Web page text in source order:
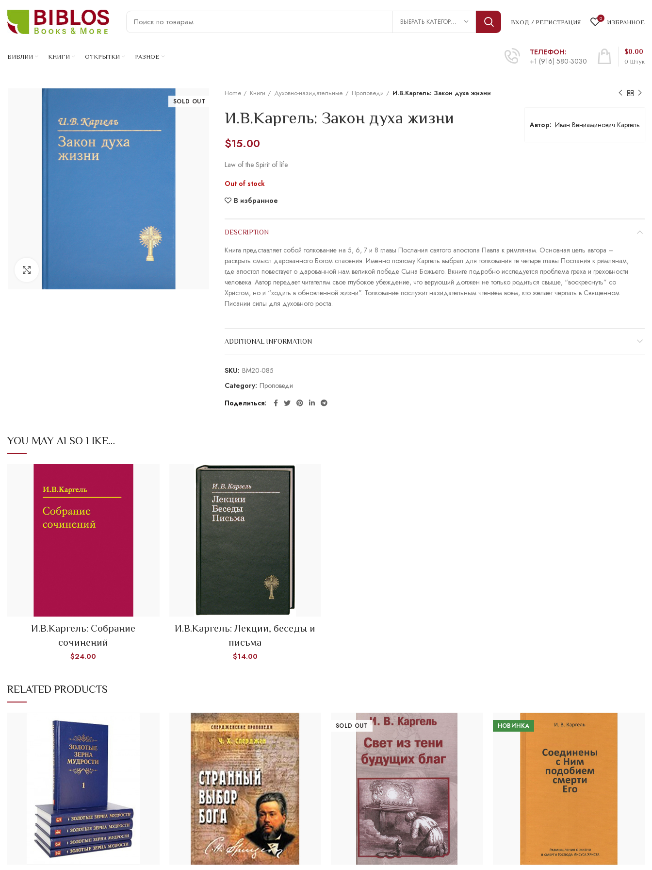
ВЫБРАТЬ КАТЕГОРИЮ ВХОД / РЕГИСТРАЦИЯ 0 ИЗБРАННОЕ
БИБЛИИ КНИГИ ОТКРЫТКИ РАЗНОЕ
ТЕЛЕФОН:
+1 (916) 580-3030
0 Штук
$0.00
SOLD OUT
Home Книги Духовно-назидательные Проповеди И.В.Каргель: Закон духа жизни
Иван Вениаминович Каргель
И.В.Каргель: Закон духа жизни
$15.00
Law of the Spirit of life
Out of stock
В избранное
DESCRIPTION
Книга представляет собой толкование на 5, 6, 7 и 8 главы Послания святого апостола Павла к римлянам. Основная цель автора –
раскрыть смысл дарованного Богом спасения. Именно поэтому Каргель выбрал для толкования те четыре главы Послания к римлянам,
где апостол повествует о дарованной нам великой победе Сына Божьего. Вкниге подробно исследуется проблема греха и греховности
человека. Автор передает читателям свое глубокое убеждение, что верующий должен не только родиться свыше, “воскреснуть” со
Христом, но и “ходить в обновленной жизни”. Толкование послужит назидательным чтением всем, кто желает черпать в Священном
Писании силы для духовного роста.
ADDITIONAL INFORMATION
SKU: BM20-085
Category: Проповеди
Поделиться
YOU MAY ALSO LIKE…
ADD TO CART
И.В.Каргель: Собрание
сочинений
$24.00
ADD TO CART
И.В.Каргель: Лекции, беседы и
письма
$14.00
RELATED PRODUCTS
SOLD OUT НОВИНКА